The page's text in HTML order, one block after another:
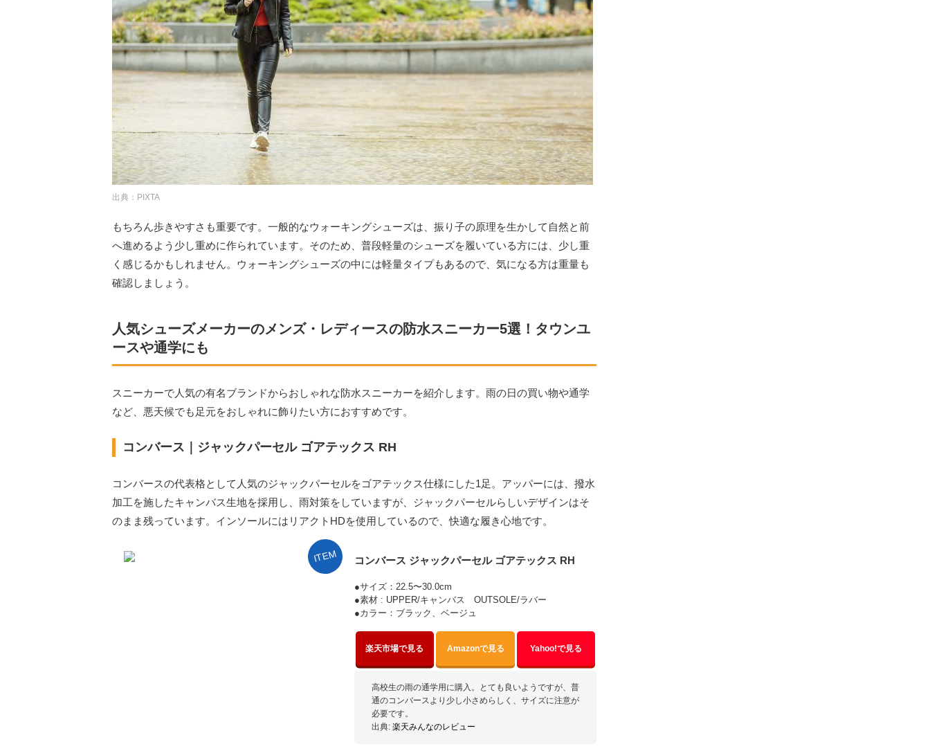
出典：PIXTA
もちろん歩きやすさも重要です。一般的なウォーキングシューズは、振り子の原理を生かして自然と前
へ進めるよう少し重めに作られています。そのため、普段軽量のシューズを履いている方には、少し重
く感じるかもしれません。ウォーキングシューズの中には軽量タイプもあるので、気になる方は重量も
確認しましょう。
人気シューズメーカーのメンズ・レディースの防水スニーカー5選！タウンユ
ースや通学にも
スニーカーで人気の有名ブランドからおしゃれな防水スニーカーを紹介します。雨の日の買い物や通学
など、悪天候でも足元をおしゃれに飾りたい方におすすめです。
コンバース｜ジャックパーセル ゴアテックス RH
コンバースの代表格として人気のジャックパーセルをゴアテックス仕様にした1足。アッパーには、撥水
加工を施したキャンバス生地を採用し、雨対策をしていますが、ジャックパーセルらしいデザインはそ
のまま残っています。インソールにはリアクトHDを使用しているので、快適な履き心地です。
ITEM コンバース ジャックパーセル ゴアテックス RH
●サイズ：22.5〜30.0cm
●素材 : UPPER/キャンバス OUTSOLE/ラバー
●カラー：ブラック、ベージュ
楽天市場で見る Amazonで見る Yahoo!で見る
高校生の雨の通学用に購入。とても良いようですが、普
通のコンバースより少し小さめらしく、サイズに注意が
必要です。
出典: 楽天みんなのレビュー